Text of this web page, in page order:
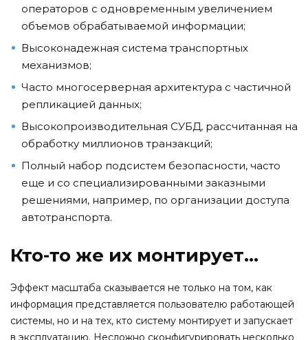
операторов с одновременным увеличением
объемов обрабатываемой информации;
Высоконадежная система транспортных
механизмов;
Часто многосерверная архитектура с частичной
репликацией данных;
Высокопроизводительная СУБД, рассчитанная на
обработку миллионов транзакций;
Полный набор подсистем безопасности, часто
еще и со специализированными заказными
решениями, например, по организации доступа
автотранспорта.
Кто-то же их монтирует...
Эффект масштаба сказывается не только на том, как
информация представляется пользователю работающей
системы, но и на тех, кто систему монтирует и запускает
в эксплуатацию. Несложно сконфигурировать несколько